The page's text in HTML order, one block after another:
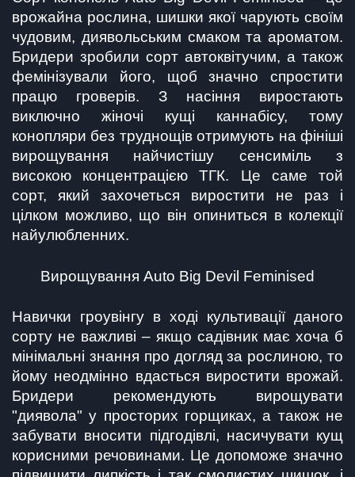
врожайна рослина, шишки якої чарують своїм
чудовим, диявольським смаком та ароматом.
Бридери зробили сорт автоквітучим, а також
фемінізували його, щоб значно спростити
працю гроверів. З насіння виростають
виключно жіночі кущі каннабісу, тому
конопляри без труднощів отримують на фініші
вирощування найчистішу сенсиміль з
високою концентрацією ТГК. Це саме той
сорт, який захочеться виростити не раз і
цілком можливо, що він опиниться в колекції
найулюбленних.
Вирощування Auto Big Devil Feminised
Навички гроувінгу в ході культивації даного
сорту не важливі – якщо садівник має хоча б
мінімальні знання про догляд за рослиною, то
йому неодмінно вдасться виростити врожай.
Бридери рекомендують вирощувати
"диявола" у просторих горщиках, а також не
забувати вносити підгодівлі, насичувати кущ
корисними речовинами. Це допоможе значно